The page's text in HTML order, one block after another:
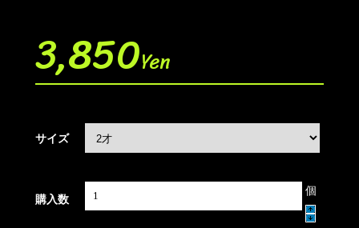
3,850Yen
サイズ
購入数
個